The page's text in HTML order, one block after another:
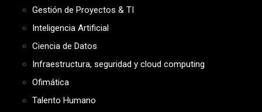
Gestión de Proyectos & TI
Inteligencia Artificial
Ciencia de Datos
Infraestructura, seguridad y cloud computing
Ofimática
Talento Humano